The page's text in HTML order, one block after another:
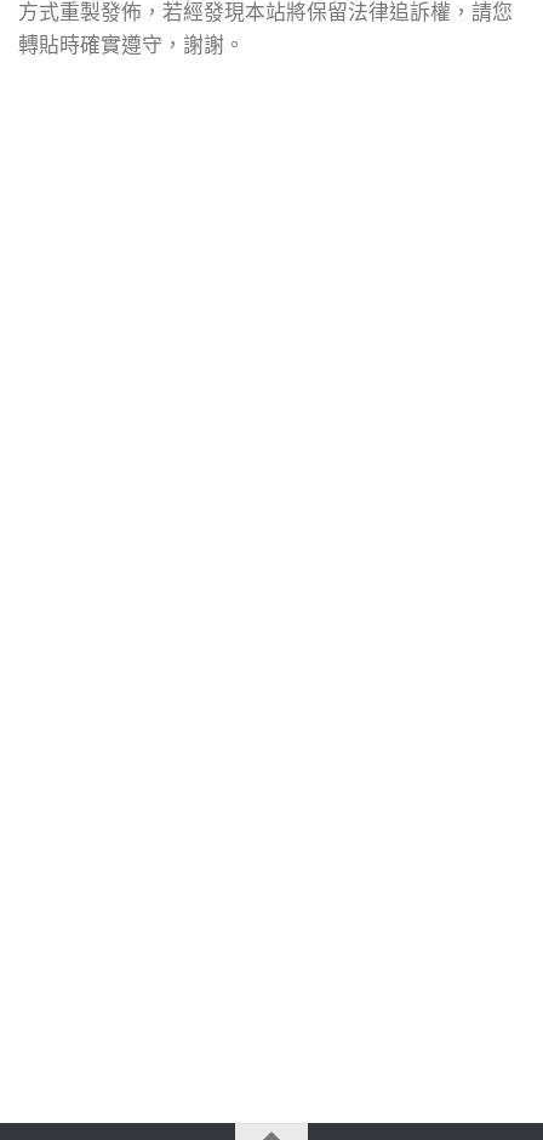
方式重製發佈，若經發現本站將保留法律追訴權，請您
轉貼時確實遵守，謝謝。